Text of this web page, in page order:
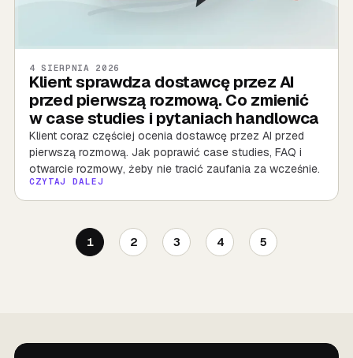
Klient sprawdza dostawcę przez AI
przed pierwszą rozmową. Co zmienić
w case studies i pytaniach handlowca
4 SIERPNIA 2026
Klient coraz częściej ocenia dostawcę przez AI przed
pierwszą rozmową. Jak poprawić case studies, FAQ i
otwarcie rozmowy, żeby nie tracić zaufania za wcześnie.
CZYTAJ DALEJ
1 2 3 4 5